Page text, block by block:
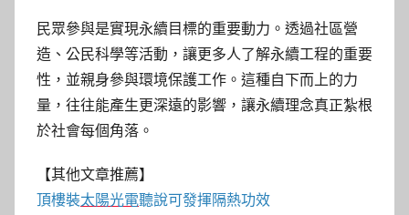
民眾參與是實現永續目標的重要動力。透過社區營
造、公民科學等活動，讓更多人了解永續工程的重要
性，並親身參與環境保護工作。這種自下而上的力
量，往往能產生更深遠的影響，讓永續理念真正紮根
於社會每個角落。
【其他文章推薦】
頂樓裝太陽光電聽說可發揮隔熱功效